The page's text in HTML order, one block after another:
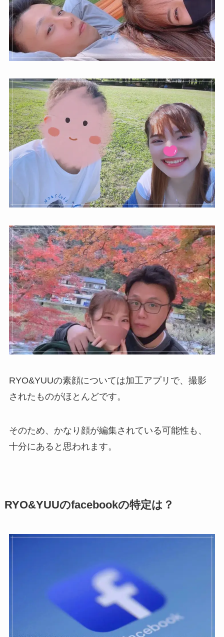
RYO&YUUの素顔については加工アプリで、撮影
されたものがほとんどです。
そのため、かなり顔が編集されている可能性も、
十分にあると思われます。
RYO&YUUのfacebookの特定は？